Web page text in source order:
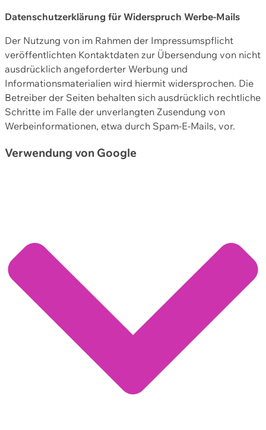
Datenschutzerklärung für Widerspruch Werbe-Mails
Der Nutzung von im Rahmen der Impressumspflicht
veröffentlichten Kontaktdaten zur Übersendung von nicht
ausdrücklich angeforderter Werbung und
Informationsmaterialien wird hiermit widersprochen. Die
Betreiber der Seiten behalten sich ausdrücklich rechtliche
Schritte im Falle der unverlangten Zusendung von
Werbeinformationen, etwa durch Spam-E-Mails, vor.
Verwendung von Google